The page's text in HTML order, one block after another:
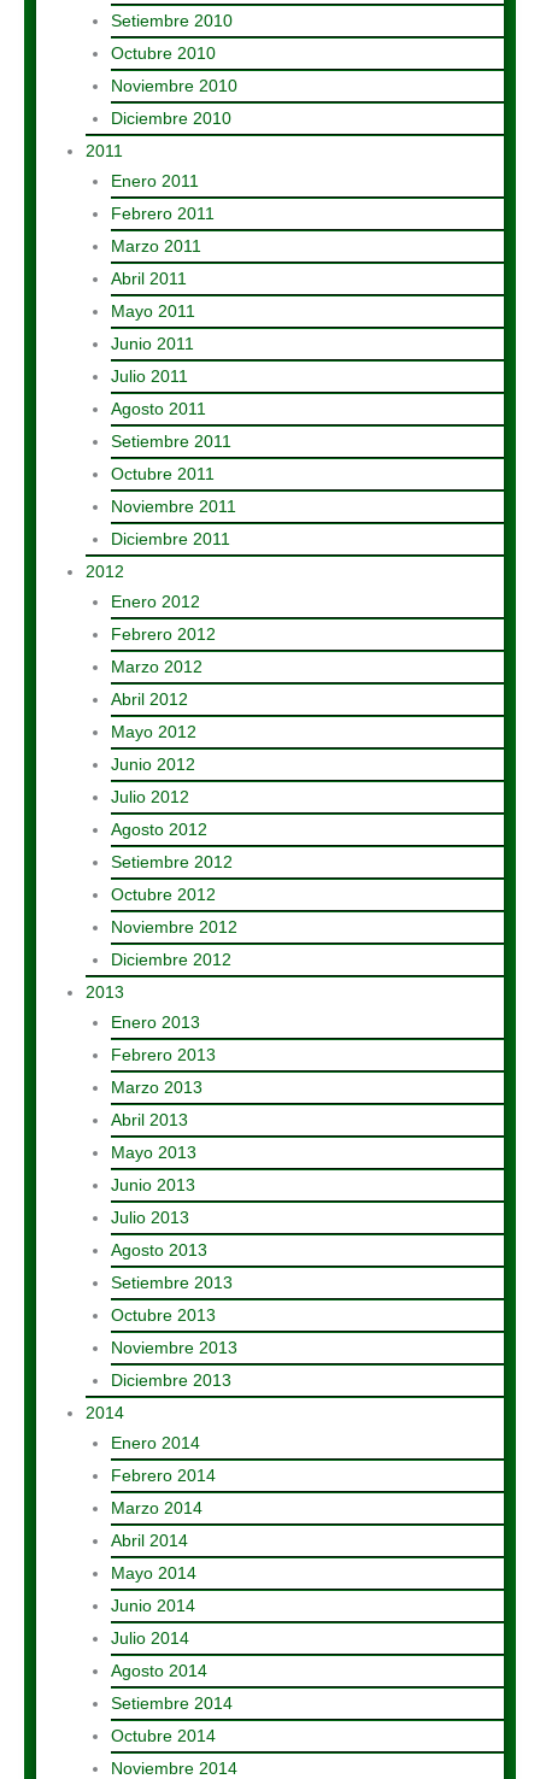
Setiembre 2010
Octubre 2010
Noviembre 2010
Diciembre 2010
2011
Enero 2011
Febrero 2011
Marzo 2011
Abril 2011
Mayo 2011
Junio 2011
Julio 2011
Agosto 2011
Setiembre 2011
Octubre 2011
Noviembre 2011
Diciembre 2011
2012
Enero 2012
Febrero 2012
Marzo 2012
Abril 2012
Mayo 2012
Junio 2012
Julio 2012
Agosto 2012
Setiembre 2012
Octubre 2012
Noviembre 2012
Diciembre 2012
2013
Enero 2013
Febrero 2013
Marzo 2013
Abril 2013
Mayo 2013
Junio 2013
Julio 2013
Agosto 2013
Setiembre 2013
Octubre 2013
Noviembre 2013
Diciembre 2013
2014
Enero 2014
Febrero 2014
Marzo 2014
Abril 2014
Mayo 2014
Junio 2014
Julio 2014
Agosto 2014
Setiembre 2014
Octubre 2014
Noviembre 2014